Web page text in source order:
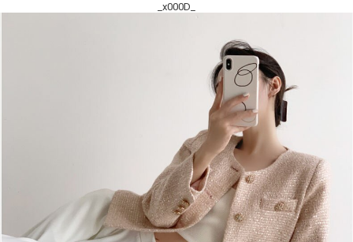
_x000D_